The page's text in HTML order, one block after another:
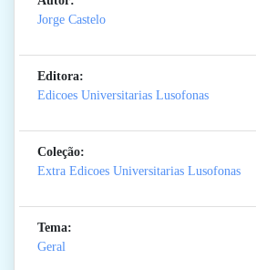
Jorge Castelo
Editora:
Edicoes Universitarias Lusofonas
Coleção:
Extra Edicoes Universitarias Lusofonas
Tema:
Geral